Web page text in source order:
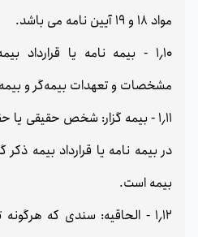
مواد 18 و 19 آیین نامه می باشد.
1٫10 - بیمه نامه یا
مشخصات و تعهدات بیمه‌گر و بیمه
1٫11 - بیمه گزار: شخص
در بیمه نامه یا قرارداد بیمه
بیمه است.
1٫12 - الحاقيه: سندی که